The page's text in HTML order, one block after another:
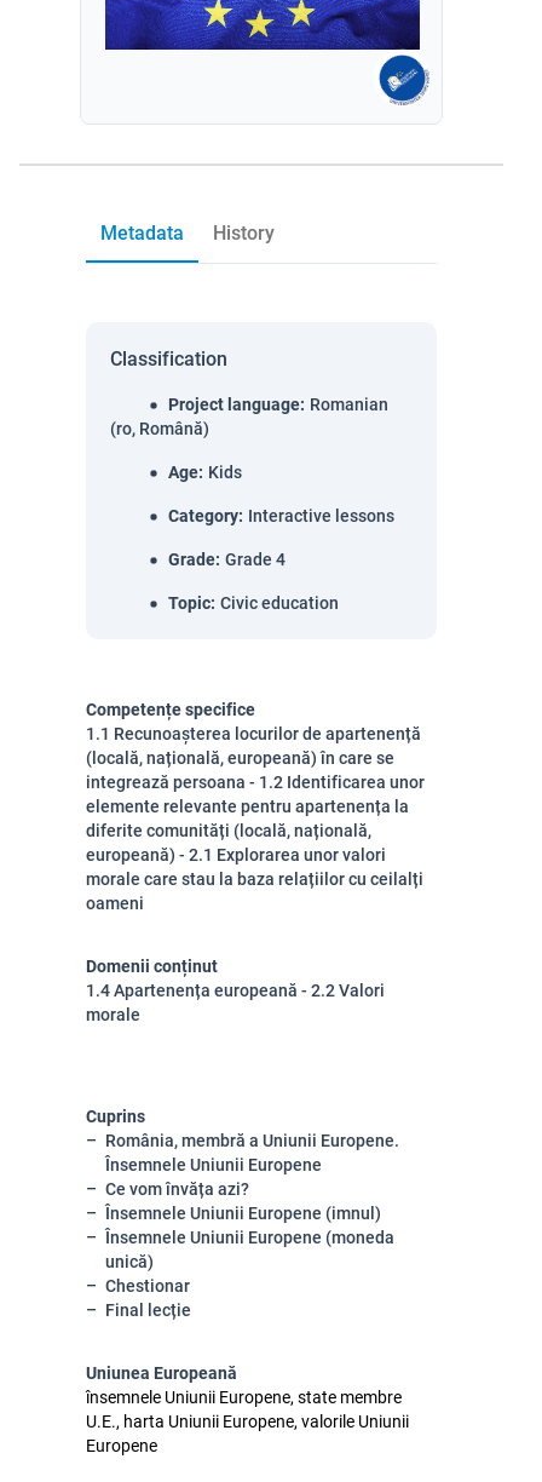
Metadata History
Classification
Project language: Romanian
(ro, Română)
Age: Kids
Category: Interactive lessons
Grade: Grade 4
Topic: Civic education
Competențe specifice
1.1 Recunoașterea locurilor de apartenență
(locală, națională, europeană) în care se
integrează persoana - 1.2 Identificarea unor
elemente relevante pentru apartenența la
diferite comunități (locală, națională,
europeană) - 2.1 Explorarea unor valori
morale care stau la baza relațiilor cu ceilalți
oameni
Domenii conținut
1.4 Apartenența europeană - 2.2 Valori
morale
Cuprins
România, membră a Uniunii Europene.
Însemnele Uniunii Europene
Ce vom învăța azi?
Însemnele Uniunii Europene (imnul)
Însemnele Uniunii Europene (moneda
unică)
Chestionar
Final lecție
Uniunea Europeană
însemnele Uniunii Europene, state membre
U.E., harta Uniunii Europene, valorile Uniunii
Europene